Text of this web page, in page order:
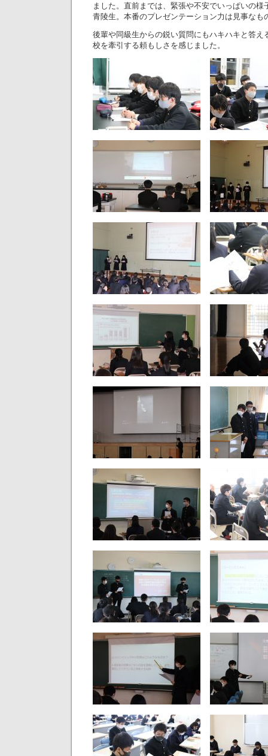
ました。直前までは、緊張や不安でいっぱいの様
青陵生。本番のプレゼンテーション力は見事なも
後輩や同級生からの鋭い質問にもハキハキと答え
校を牽引する頼もしさを感じました。